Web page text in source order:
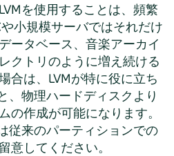
を使用することは、頻繁
小規模サーバではそれだけ
ータベース、音楽アーカイ
クトリのように増え続ける
合は、LVMが特に役に立ち
、物理ハードディスクより
の作成が可能になります。
従来のパーティションでの
意してください。